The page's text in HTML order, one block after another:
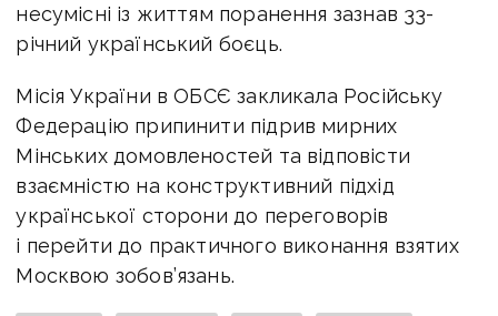
несумісні із життям поранення зазнав 33-
річний український боєць.
Місія України в ОБСЄ закликала Російську
Федерацію припинити підрив мирних
Мінських домовленостей та відповісти
взаємністю на конструктивний підхід
української сторони до переговорів
і перейти до практичного виконання взятих
Москвою зобов’язань.